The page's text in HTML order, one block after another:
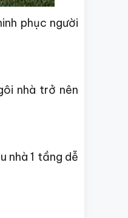
phục người
nhà trở nên
nhà 1 tầng dễ